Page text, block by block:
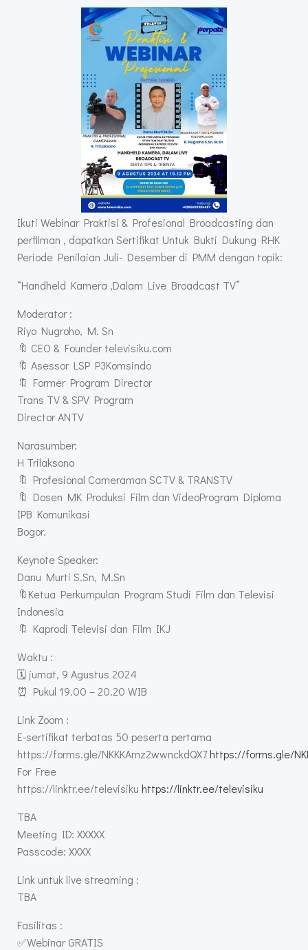
Ikuti Webinar Praktisi & Profesional Broadcasting dan
perfilman , dapatkan Sertifikat Untuk Bukti Dukung RHK
Periode Penilaian Juli- Desember di PMM dengan topik:
“Handheld Kamera ,Dalam Live Broadcast TV”
Moderator :
Riyo Nugroho, M. Sn
🔖 CEO & Founder televisiku.com
🔖 Asessor LSP P3Komsindo
🔖 Former Program Director
Trans TV & SPV Program
Director ANTV
Narasumber:
H Trilaksono
🔖 Profesional Cameraman SCTV & TRANSTV
🔖 Dosen MK Produksi Film dan VideoProgram Diploma
IPB Komunikasi
Bogor.
Keynote Speaker:
Danu Murti S.Sn, M.Sn
🔖Ketua Perkumpulan Program Studi Film dan Televisi
Indonesia
🔖 Kaprodi Televisi dan Film IKJ
Waktu :
🗓 jumat, 9 Agustus 2024
⏰ Pukul 19.00 – 20.20 WIB
Link Zoom :
E-sertifikat terbatas 50 peserta pertama
https://forms.gle/NKKKAmz2wwnckdQX7https://forms.gle/
For Free
https://linktr.ee/televisiku https://linktr.ee/televisiku
TBA
Meeting ID: XXXXX
Passcode: XXXX
Link untuk live streaming :
TBA
Fasilitas :
✅Webinar GRATIS